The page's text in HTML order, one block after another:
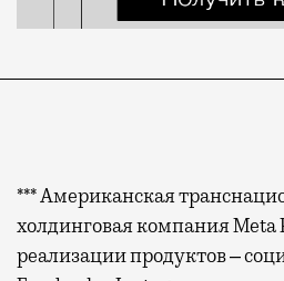
*** Американская
холдинговая компания Meta
реализации продуктов ‒